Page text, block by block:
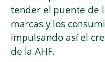
tender el puente de
marcas y los
impulsando así el
de la AHF.